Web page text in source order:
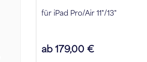
für iPad Pro/Air 11"/13"
ab 179,00 €